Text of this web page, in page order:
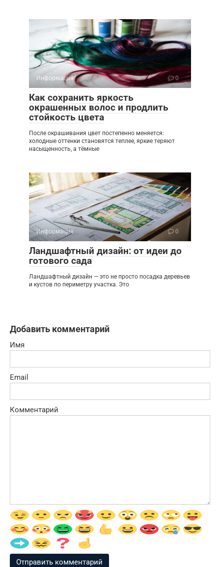
Информация 0
Как сохранить яркость
окрашенных волос и продлить
стойкость цвета
После окрашивания цвет постепенно меняется:
холодные оттенки становятся теплее, яркие теряют
насыщенность, а тёмные
Информация 0
Ландшафтный дизайн: от идеи до
готового сада
Ландшафтный дизайн — это не просто посадка деревьев
и кустов по периметру участка. Это
Добавить комментарий
Имя
Email
Комментарий